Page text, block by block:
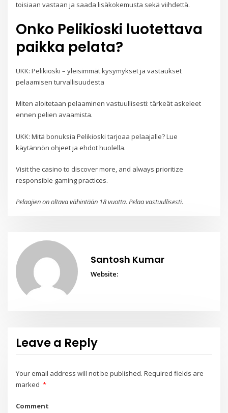
toisiaan vastaan ja saada lisäkokemusta sekä viihdettä.
Onko Pelikioski luotettava
paikka pelata?
UKK: Pelikioski – yleisimmät kysymykset ja vastaukset
pelaamisen turvallisuudesta
Miten aloitetaan pelaaminen vastuullisesti: tärkeät askeleet
ennen pelien avaamista.
UKK: Mitä bonuksia Pelikioski tarjoaa pelaajalle? Lue
käytännön ohjeet ja ehdot huolella.
Visit the casino to discover more, and always prioritize
responsible gaming practices.
Pelaajien on oltava vähintään 18 vuotta. Pelaa vastuullisesti.
Santosh Kumar
Website:
Leave a Reply
Your email address will not be published. Required fields are
marked *
Comment